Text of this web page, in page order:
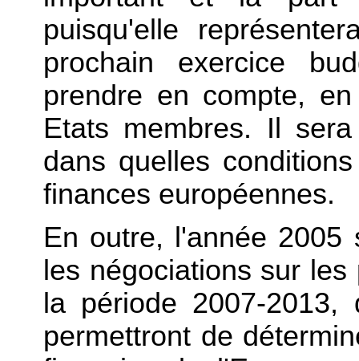
puisqu'elle
prochain exercice
prendre en compte,
Etats membres. Il
dans quelles
finances européennes.
En outre, l'année 2005
les négociations sur
la période 2007-
permettront de